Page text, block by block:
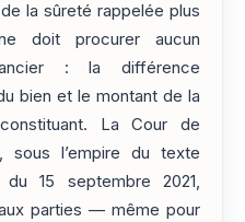
la sûreté rappelée plus
doit procurer aucun
: la différence
bien et le montant de la
La Cour de
sous l’empire du texte
du 15 septembre 2021,
parties — même pour